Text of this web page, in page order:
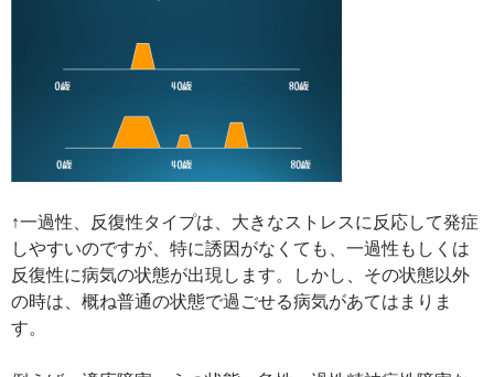
↑一過性、反復性タイプは、大きなストレスに反応して発症
しやすいのですが、特に誘因がなくても、一過性もしくは
反復性に病気の状態が出現します。しかし、その状態以外
の時は、概ね普通の状態で過ごせる病気があてはまりま
す。